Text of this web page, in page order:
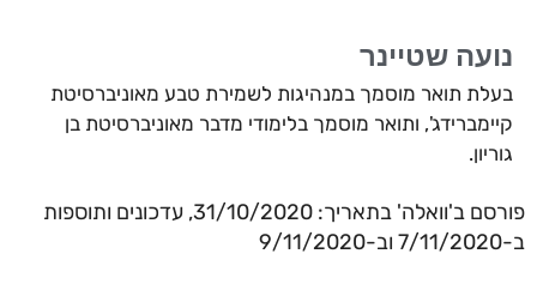
שטיינר
תואר מוסמך במנהיגות לשמירת טבע מאוניברסיטת
ותואר מוסמך בלימודי מדבר מאוניברסיטת בן
פורסם ב'וואלה' בתאריך: 31/10/2020, עדכונים ותוספות